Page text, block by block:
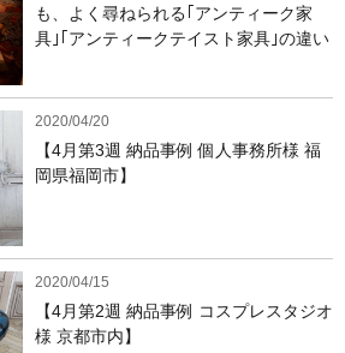
も、よく尋ねられる｢アンティーク家
具｣｢アンティークテイスト家具｣の違い
2020/04/20
【4月第3週 納品事例 個人事務所様 福
岡県福岡市】
2020/04/15
【4月第2週 納品事例 コスプレスタジオ
様 京都市内】